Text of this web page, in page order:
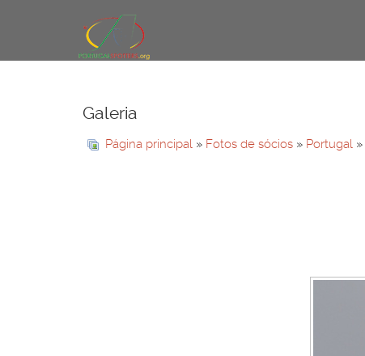
Galeria
Página principal » Fotos de sócios » Portugal »